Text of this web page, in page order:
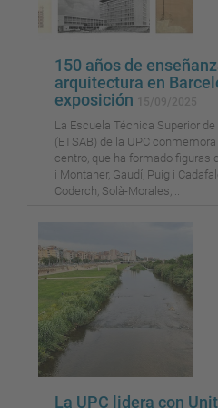
150 años de
arquitectura en
exposición
La Escuela Técnica Superior
(ETSAB) de la UPC
centro, que ha formado
i Montaner, Gaudí, Puig i
Coderch, Solà-Morales,...
La UPC lidera con